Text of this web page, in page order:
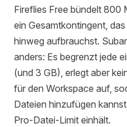
Fireflies Free bündelt 800
ein Gesamtkontingent,
hinweg aufbrauchst.
anders: Es begrenzt jede
(und 3 GB), erlegt aber
für den Workspace auf,
Dateien hinzufügen
Pro-Datei-Limit einhält.